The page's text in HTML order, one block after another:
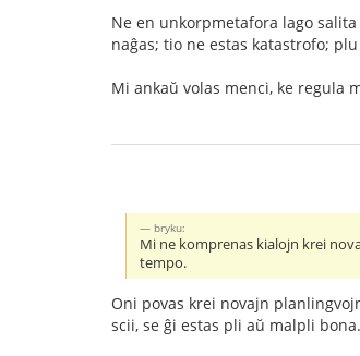
Ne en unkorpmetafora lago
naĝas; tio ne estas katastrofo;
Mi ankaŭ volas menci, ke regula
bryku:
Mi ne komprenas kialojn krei
tempo.
Oni povas krei novajn
scii, se ĝi estas pli aŭ malpli